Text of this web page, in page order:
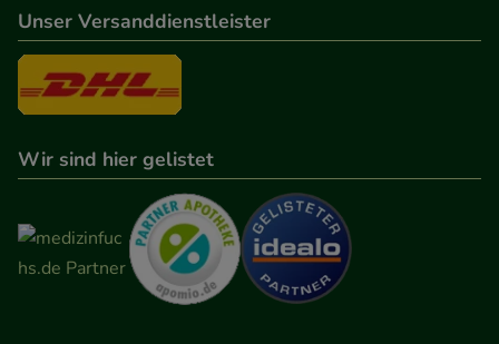
Unser Versanddienstleister
Wir sind hier gelistet